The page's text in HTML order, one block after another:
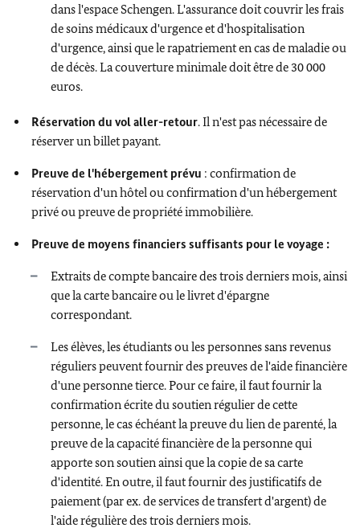
dans l'espace Schengen. L'assurance doit couvrir les frais
de soins médicaux d'urgence et d'hospitalisation
d'urgence, ainsi que le rapatriement en cas de maladie ou
de décès. La couverture minimale doit être de 30 000
euros.
Réservation du vol aller-retour. Il n'est pas nécessaire de
réserver un billet payant.
Preuve de l'hébergement prévu : confirmation de
réservation d'un hôtel ou confirmation d'un hébergement
privé ou preuve de propriété immobilière.
Preuve de moyens financiers suffisants pour le voyage :
Extraits de compte bancaire des trois derniers mois, ainsi
que la carte bancaire ou le livret d'épargne
correspondant.
Les élèves, les étudiants ou les personnes sans revenus
réguliers peuvent fournir des preuves de l'aide financière
d'une personne tierce. Pour ce faire, il faut fournir la
confirmation écrite du soutien régulier de cette
personne, le cas échéant la preuve du lien de parenté, la
preuve de la capacité financière de la personne qui
apporte son soutien ainsi que la copie de sa carte
d'identité. En outre, il faut fournir des justificatifs de
paiement (par ex. de services de transfert d'argent) de
l'aide régulière des trois derniers mois.